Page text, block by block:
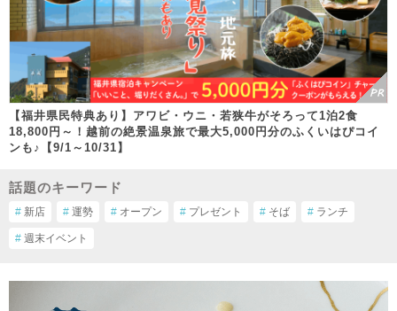
【福井県民特典あり】アワビ・ウニ・若狭牛がそろって1泊2食
18,800円～！越前の絶景温泉旅で最大5,000円分のふくいはぴコイ
ンも♪【9/1～10/31】
話題のキーワード
# 新店 # 運勢 # オープン # プレゼント # そば # ランチ
# 週末イベント